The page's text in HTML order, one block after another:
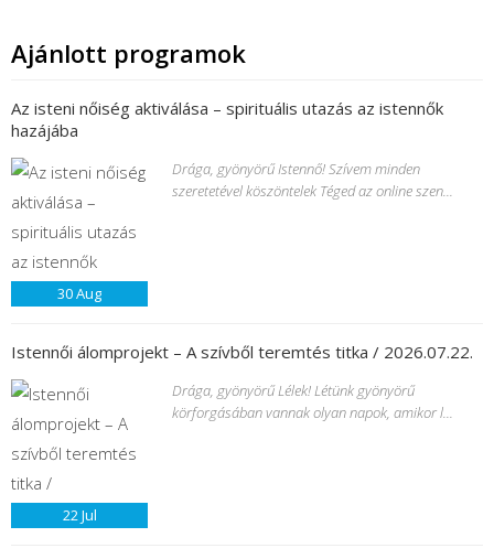
Ajánlott programok
Az isteni nőiség aktiválása – spirituális utazás az istennők
hazájába
30Aug
Drága, gyönyörű Istennő! Szívem minden
szeretetével köszöntelek Téged az online szen...
Istennői álomprojekt – A szívből teremtés titka / 2026.07.22.
22Jul
Drága, gyönyörű Lélek! Létünk gyönyörű
körforgásában vannak olyan napok, amikor l...